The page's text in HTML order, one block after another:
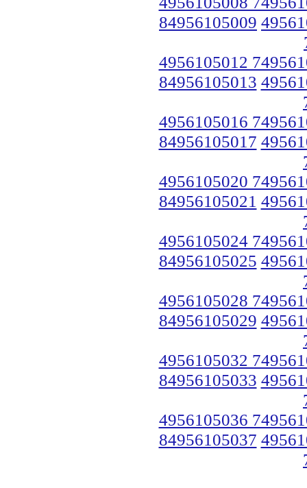
84956105009
4956105012
84956105013
4956105016
84956105017
4956105020
84956105021
4956105024
84956105025
4956105028
84956105029
4956105032
84956105033
4956105036
84956105037